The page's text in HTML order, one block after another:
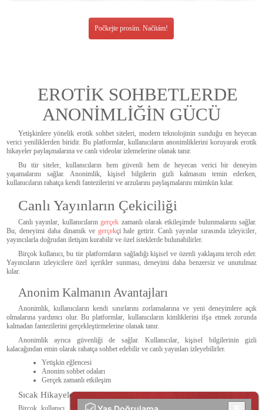
Počkejte prosím. Načítám!
EROTİK SOHBETLERDE
ANONİMLİĞİN GÜCÜ
Yetişkinlere yönelik erotik sohbet siteleri, modern teknolojinin sunduğu en heyecan
verici yeniliklerden biridir. Bu platformlar, kullanıcıların anonimliklerini koruyarak erotik
hikayeler paylaşmalarına ve canlı videolar izlemelerine olanak tanır.
Bu tür siteler, kullanıcıların hem güvenli hem de heyecan verici bir deneyim
yaşamalarını sağlar. Anonimlik, kişisel bilgilerin gizli kalmasını temin ederken,
kullanıcıların rahatça kendi fantezilerini ve arzularını paylaşmalarını mümkün kılar.
Canlı Yayınların Çekiciliği
Canlı yayınlar, kullanıcılarıngerçek zamanlı olarak etkileşimde bulunmalarını sağlar.
Bu, deneyimi daha dinamik ve gerçekçi hale getirir. Canlı yayınlar sırasında izleyiciler,
yayıncılarla doğrudan iletişim kurabilir ve özel isteklerde bulunabilirler.
Birçok kullanıcı, bu tür platformların sağladığı kişisel ve özenli yaklaşımı tercih eder.
Yayıncıların izleyicilere özel içerikler sunması, deneyimi daha benzersiz ve unutulmaz
kılar.
Anonim Kalmanın Avantajları
Anonimlik, kullanıcıların kendi sınırlarını zorlamalarına ve yeni deneyimlere açık
olmalarına yardımcı olur. Bu platformlar, kullanıcıların kimliklerini ifşa etmek zorunda
kalmadan fantezilerini gerçekleştirmelerine olanak tanır.
Anonimlik ayrıca güvenliği de sağlar. Kullanıcılar, kişisel bilgilerinin gizli
kalacağından emin olarak rahatça sohbet edebilir ve canlı yayınları izleyebilirler.
Yetişkin eğlencesi
Anonim sohbet odaları
Gerçek zamanlı etkileşim
Sıcak Hikayeler ve Paylaşımlar
Birçok kullanıcı, kişisel ve samimi hikayelerini paylaşmaktan zevk alır. Bu tür